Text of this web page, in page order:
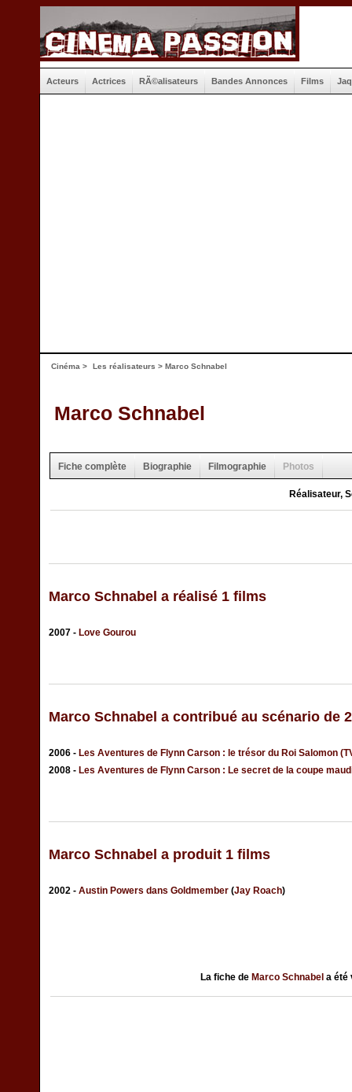
Acteurs Actrices RÃ©alisateurs Bandes Annonces Films
Cinéma > Les réalisateurs > Marco Schnabel
Marco Schnabel
Fiche complète Biographie Filmographie Photos
Réalisateur,
Marco Schnabel a réalisé 1 films
2007 - Love Gourou
Marco Schnabel a contribué au scénario de
2006 - Les Aventures de Flynn Carson : le trésor du Roi Salomon
2008 - Les Aventures de Flynn Carson : Le secret de la coupe
Marco Schnabel a produit 1 films
2002 - Austin Powers dans Goldmember (Jay Roach)
La fiche deMarco Schnabel a été